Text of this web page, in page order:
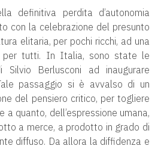
definitiva perdita d’autonomia
con la celebrazione del presunto
elitaria, per pochi ricchi, ad una
per tutti. In Italia, sono state le
Silvio Berlusconi ad inaugurare
passaggio si è avvalso di un
del pensiero critico, per togliere
quanto, dell’espressione umana,
a merce, a prodotto in grado di
diffuso. Da allora la diffidenza e